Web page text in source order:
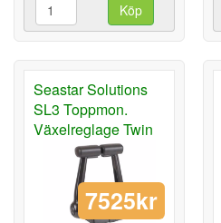
Köp
Seastar Solutions
SL3 Toppmon.
Växelreglage Twin
7525kr